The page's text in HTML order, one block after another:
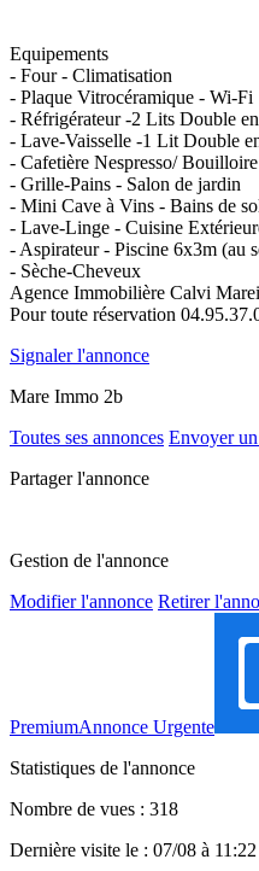
Equipements
- Four - Climatisation
- Plaque Vitrocéramique - Wi-Fi
- Réfrigérateur -2 Lits Double
- Lave-Vaisselle -1 Lit Double
- Cafetière Nespresso/
- Grille-Pains - Salon de jardin
- Mini Cave à Vins - Bains de
- Lave-Linge - Cuisine
- Aspirateur - Piscine 6x3m (au
- Sèche-Cheveux
Agence Immobilière Calvi
Pour toute réservation
Signaler l'annonce
Mare Immo 2b
Toutes ses annonces Envoyer un
Partager l'annonce
Gestion de l'annonce
Modifier l'annonce Retirer
PremiumAnnonce Urgente
Statistiques de l'annonce
Nombre de vues : 318
Dernière visite le : 07/08 à 11:22